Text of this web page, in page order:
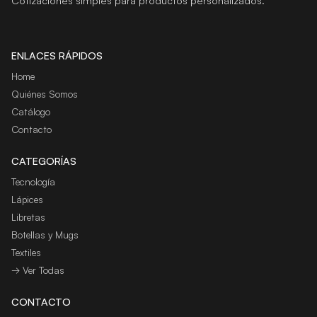
ENLACES RÁPIDOS
Home
Quiénes Somos
Catálogo
Contacto
CATEGORÍAS
Tecnología
Lápices
Libretas
Botellas y Mugs
Textiles
→ Ver Todas
CONTACTO